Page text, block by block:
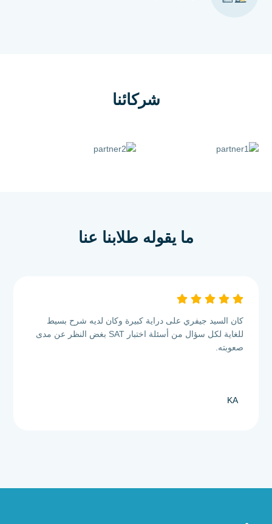
شركائنا
ما يقوله طلابنا عنا
كان السيد جيفري على دراية كبيرة وكان لديه شرح بسيط
للغاية لكل سؤال من أسئلة اختبار SAT بغض النظر عن مدى
صعوبته.
KA